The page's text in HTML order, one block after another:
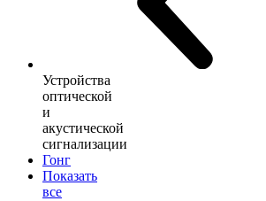
Устройства
оптической
и
акустической
сигнализации
Гонг
Показать
все